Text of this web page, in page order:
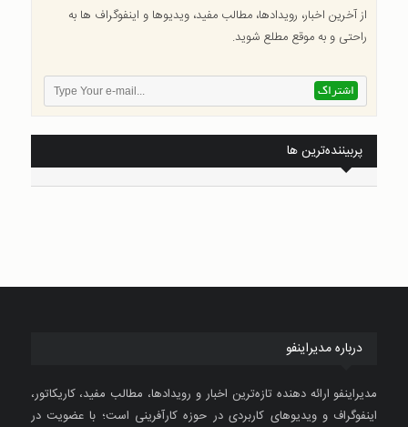
از آخرین اخبار، رویدادها، مطالب مفید، ویدیوها و اینفوگراف ها به
راحتی و به موقع مطلع شوید.
پربیننده‌ترین ها
درباره مدیراینفو
مدیراینفو ارائه دهنده تازه‌ترین اخبار و رویدادها، مطالب مفید، کاریکاتور،
اینفوگراف و ویدیوهای کاربردی در حوزه کارآفرینی است؛ با عضویت در